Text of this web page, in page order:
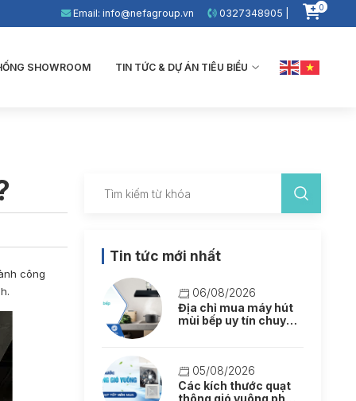
Email: info@nefagroup.vn 0327348905 | 0
SHOWROOM TIN TỨC & DỰ ÁN TIÊU BIỂU
công
Tin tức mới nhất
06/08/2026
Địa chỉ mua máy hút
mùi bếp uy tín chuyên
05/08/2026
Các kích thước quạt
thông gió vuông phổ